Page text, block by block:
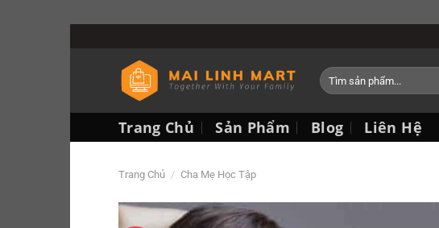
Trang Chủ Sản Phẩm Blog Liên Hệ
Trang Chủ / Cha Mẹ Học Tập